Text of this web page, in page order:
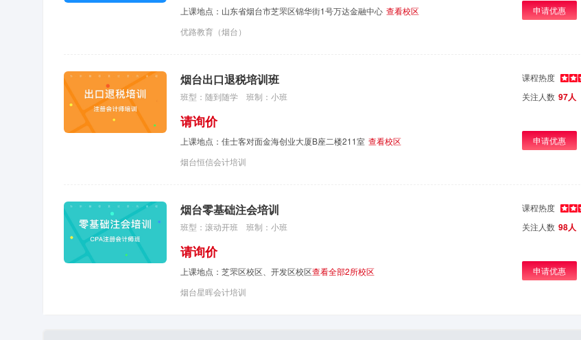
上课地点：山东省烟台市芝罘区锦华街1号万达金融中心 查看校区
优路教育（烟台）
申请优惠
烟台出口退税培训班
班型：随到随学 班制：小班
请询价
上课地点：佳士客对面金海创业大厦B座二楼211室 查看校区
烟台恒信会计培训
课程热度
关注人数 97人
申请优惠
烟台零基础注会培训
班型：滚动开班 班制：小班
请询价
上课地点：芝罘区校区、开发区校区查看全部2所校区
烟台星晖会计培训
课程热度
关注人数 98人
申请优惠